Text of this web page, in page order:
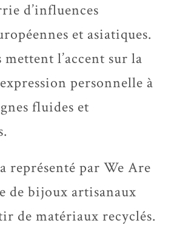
d’influences
et asiatiques.
mettent l’accent sur la
personnelle à
fluides et
représenté par We Are
de bijoux artisanaux
de matériaux recyclés.